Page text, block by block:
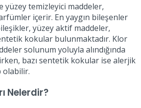
temizleyici maddeler,
içerir. En yaygın bileşenler
yüzey aktif maddeler,
kokular bulunmaktadır. Klor
solunum yoluyla alındığında
bazı sentetik kokular ise alerjik
olabilir.
Nelerdir?